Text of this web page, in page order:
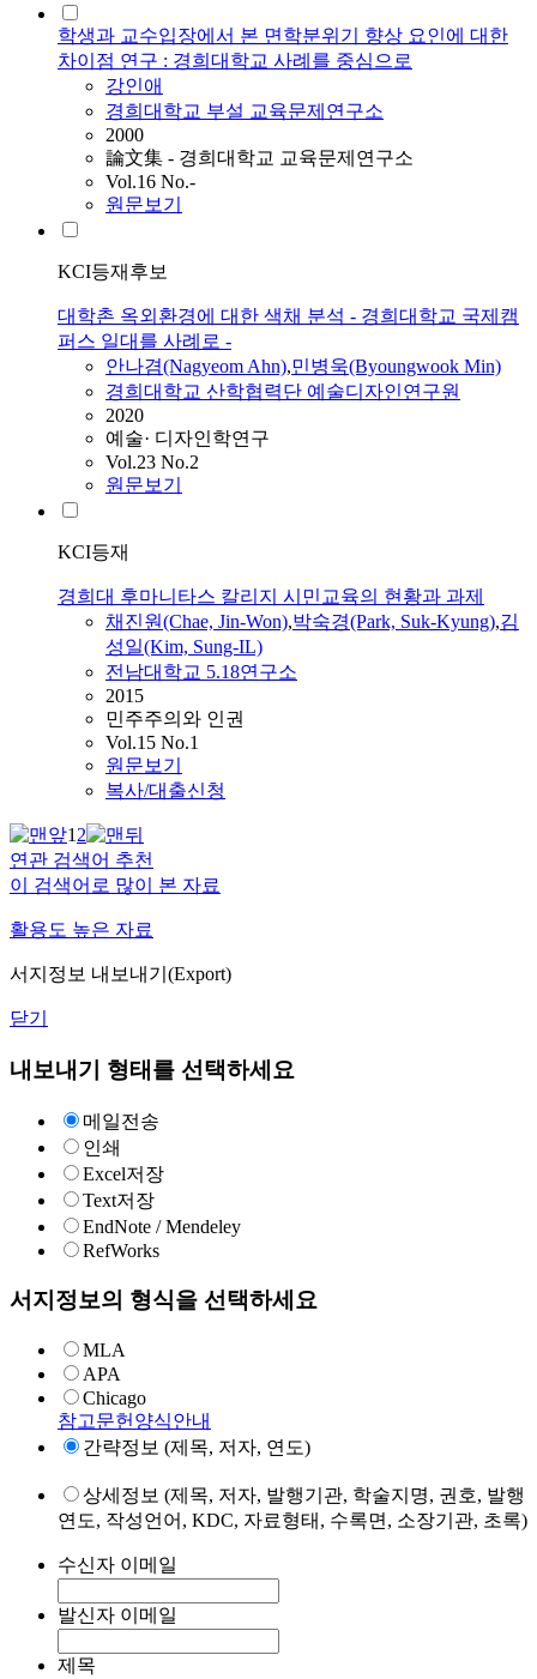
학생과 교수입장에서 본 면학분위기 향상 요인에 대한
차이점 연구 : 경희대학교 사례를 중심으로
강인애
경희대학교 부설 교육문제연구소
2000
論文集 - 경희대학교 교육문제연구소
Vol.16 No.-
원문보기
KCI등재후보
대학촌 옥외환경에 대한 색채 분석 - 경희대학교 국제캠
퍼스 일대를 사례로 -
안나겸(Nagyeom Ahn),민병욱(Byoungwook Min)
경희대학교 산학협력단 예술디자인연구원
2020
예술· 디자인학연구
Vol.23 No.2
원문보기
KCI등재
경희대 후마니타스 칼리지 시민교육의 현황과 과제
채진원(Chae, Jin-Won),박숙경(Park, Suk-Kyung),김
성일(Kim, Sung-IL)
전남대학교 5.18연구소
2015
민주주의와 인권
Vol.15 No.1
원문보기
복사/대출신청
12
연관 검색어 추천
이 검색어로 많이 본 자료
활용도 높은 자료
서지정보 내보내기(Export)
닫기
내보내기 형태를 선택하세요
메일전송
인쇄
Excel저장
Text저장
EndNote / Mendeley
RefWorks
서지정보의 형식을 선택하세요
MLA
APA
Chicago
참고문헌양식안내
간략정보 (제목, 저자, 연도)
상세정보 (제목, 저자, 발행기관, 학술지명, 권호, 발행
연도, 작성언어, KDC, 자료형태, 수록면, 소장기관, 초록)
수신자 이메일
발신자 이메일
제목